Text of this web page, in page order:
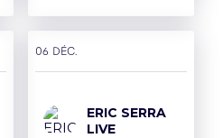
06 déc.
ERIC SERRA
LIVE